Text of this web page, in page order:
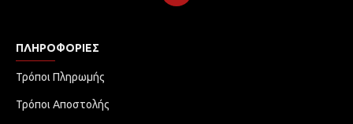
ΠΛΗΡΟΦΟΡΊΕΣ
Τρόποι Πληρωμής
Τρόποι Αποστολής